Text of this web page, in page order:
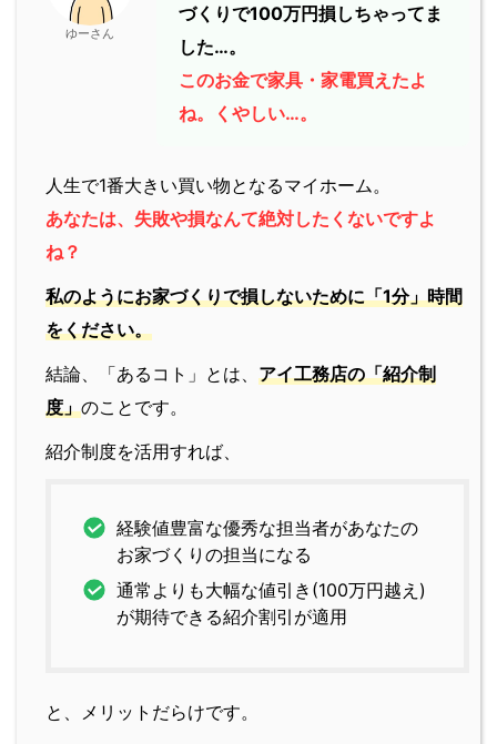
ゆーさん
づくりで100万円損しちゃってま
した…。
このお金で家具・家電買えたよ
ね。くやしい…。
人生で1番大きい買い物となるマイホーム。
あなたは、失敗や損なんて絶対したくないですよ
ね？
私のようにお家づくりで損しないために「1分」時間
をください。
結論、「あるコト」とは、 アイ工務店の「紹介制
度」のことです。
紹介制度を活用すれば、
経験値豊富な優秀な担当者があなたの
お家づくりの担当になる
通常よりも大幅な値引き(100万円越え)
が期待できる紹介割引が適用
と、メリットだらけです。